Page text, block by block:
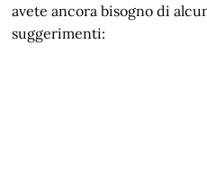
avete ancora bisogno di
suggerimenti: